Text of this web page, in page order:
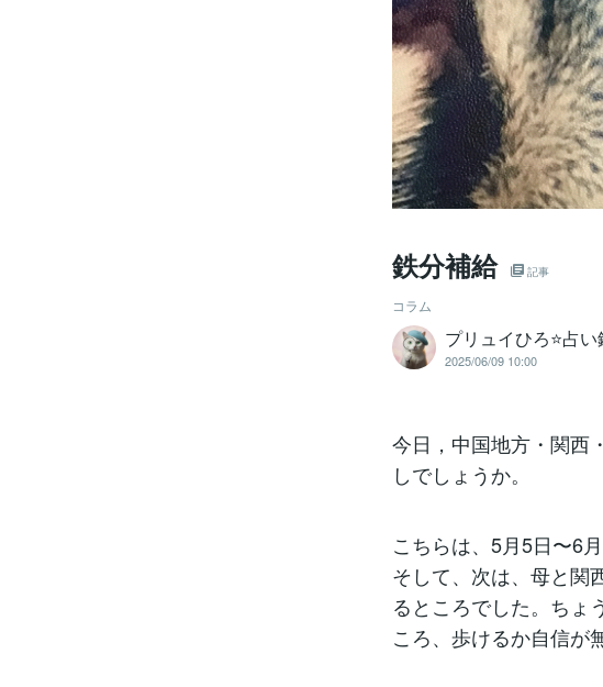
鉄分補給 記事
コラム
プリュイひろ⭐️占
2025/06/09 10:00
今日，中国地方・関西
しでしょうか。
こちらは、5月5日〜6
そして、次は、母と関
るところでした。ちょ
ころ、歩けるか自信が